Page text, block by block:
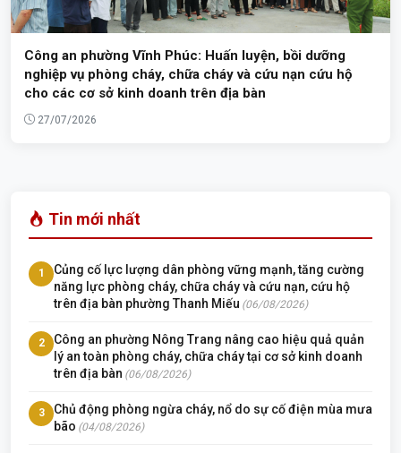
Công an phường Vĩnh Phúc: Huấn luyện, bồi dưỡng
nghiệp vụ phòng cháy, chữa cháy và cứu nạn cứu hộ
cho các cơ sở kinh doanh trên địa bàn
27/07/2026
Tin mới nhất
1
Củng cố lực lượng dân phòng vững mạnh, tăng cường
năng lực phòng cháy, chữa cháy và cứu nạn, cứu hộ
trên địa bàn phường Thanh Miếu (06/08/2026)
2
Công an phường Nông Trang nâng cao hiệu quả quản
lý an toàn phòng cháy, chữa cháy tại cơ sở kinh doanh
trên địa bàn (06/08/2026)
3
Chủ động phòng ngừa cháy, nổ do sự cố điện mùa mưa
bão (04/08/2026)